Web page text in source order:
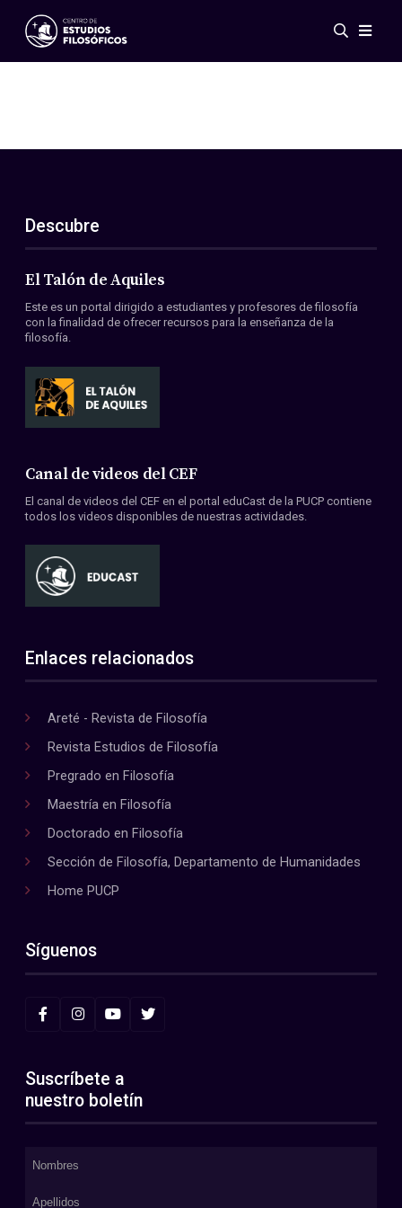
Eventos
ES
EN
Acerca de nosotros
Miembros
Convenios
Descubre
El Talón de Aquiles
Este es un portal dirigido a estudiantes y profesores de filosofía
con la finalidad de ofrecer recursos para la enseñanza de la
filosofía.
Canal de videos del CEF
El canal de videos del CEF en el portal eduCast de la PUCP contiene
todos los videos disponibles de nuestras actividades.
Enlaces relacionados
Areté - Revista de Filosofía
Revista Estudios de Filosofía
Pregrado en Filosofía
Maestría en Filosofía
Doctorado en Filosofía
Sección de Filosofía, Departamento de Humanidades
Home PUCP
Síguenos
Suscríbete a
nuestro boletín